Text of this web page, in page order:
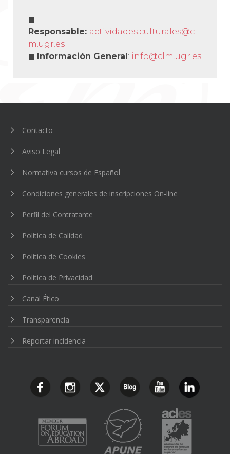
◼
Responsable: actividades.culturales@cl
m.ugr.es
◼ Información General: info@clm.ugr.es
de
Contacto
Aviso Legal
Normativa cursos de Español
Condiciones generales de inscripciones On-line
Perfil del Contratante
Política de Calidad
Política de Cookies
Politica de Privacidad
Canal Ético
Transparencia
Reportar incidencia